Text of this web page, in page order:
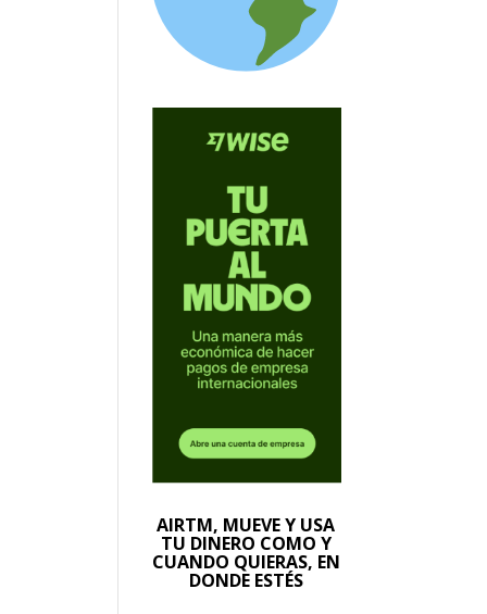
AIRTM, MUEVE Y USA
TU DINERO COMO Y
CUANDO QUIERAS, EN
DONDE ESTÉS